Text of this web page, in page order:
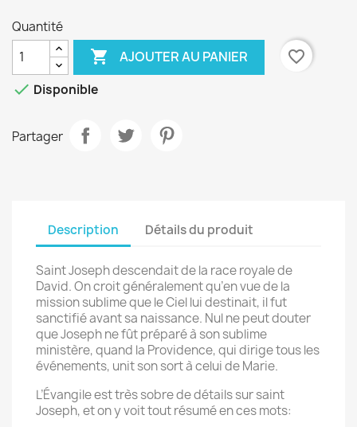
Quantité
 AJOUTER AU PANIER
favorite_border
 Disponible
Partager
Description Détails du produit
Saint Joseph descendait de la race royale de
David. On croit généralement qu’en vue de la
mission sublime que le Ciel lui destinait, il fut
sanctifié avant sa naissance. Nul ne peut douter
que Joseph ne fût préparé à son sublime
ministère, quand la Providence, qui dirige tous les
événements, unit son sort à celui de Marie.
L’Évangile est très sobre de détails sur saint
Joseph, et on y voit tout résumé en ces mots: